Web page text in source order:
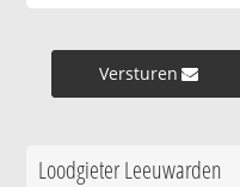
Versturen »
Loodgieter Leeuwarden